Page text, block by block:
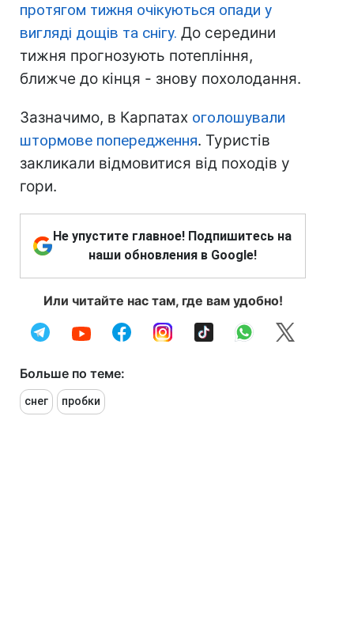
протягом тижня очікуються опади у
вигляді дощів та снігу. До середини
тижня прогнозують потепління,
ближче до кінця - знову похолодання.
Зазначимо, в Карпатах оголошували
штормове попередження. Туристів
закликали відмовитися від походів у
гори.
Не упустите главное! Подпишитесь на
наши обновления в Google!
Или читайте нас там, где вам удобно!
Больше по теме:
снег пробки